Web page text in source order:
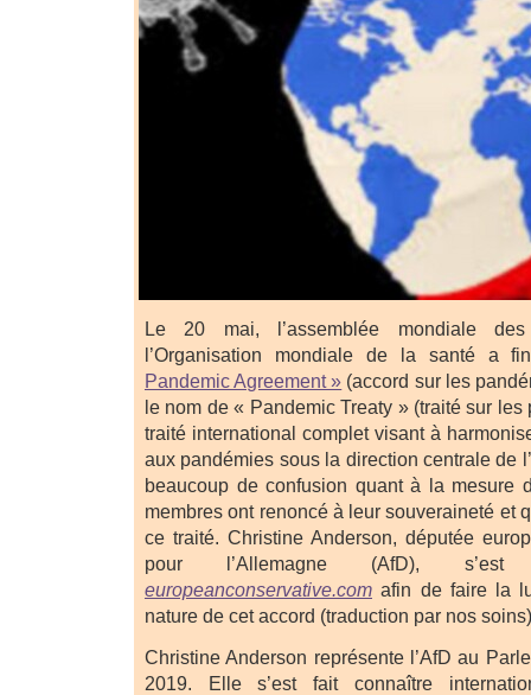
Le 20 mai, l’assemblée mondiale
l’Organisation mondiale de la santé a
Pandemic Agreement » (accord sur les
le nom de « Pandemic Treaty » (traité sur
traité international complet visant à
aux pandémies sous la direction centrale de
beaucoup de confusion quant à la mesure
membres ont renoncé à leur souveraineté et
ce traité. Christine Anderson, députée
pour l’Allemagne (AfD), s’est
europeanconservative.com afin de faire la
nature de cet accord (traduction par nos soins)
Christine Anderson représente l’AfD au
2019. Elle s’est fait connaître